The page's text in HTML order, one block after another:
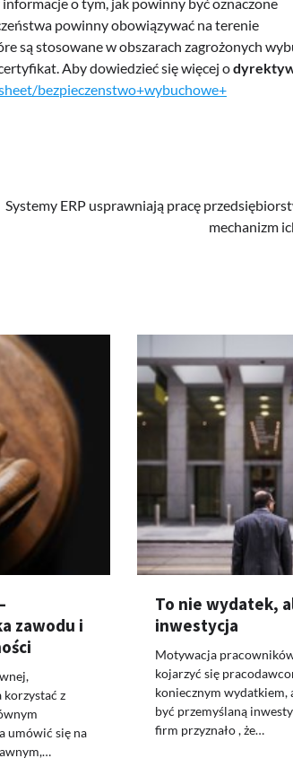
powinny obowiązywać na terenie
są stosowane w obszarach zagrożonych
Aby dowiedzieć się więcej o
bezpieczenstwo+wybuchowe+
Systemy ERP usprawniają pracę
mechanizm
zawodu i
korzystać z
umówić się na
To nie wydatek,
inwestycja
Motywacja
kojarzyć się
koniecznym wydatkiem,
być przemyślaną
firm przyznało , że…